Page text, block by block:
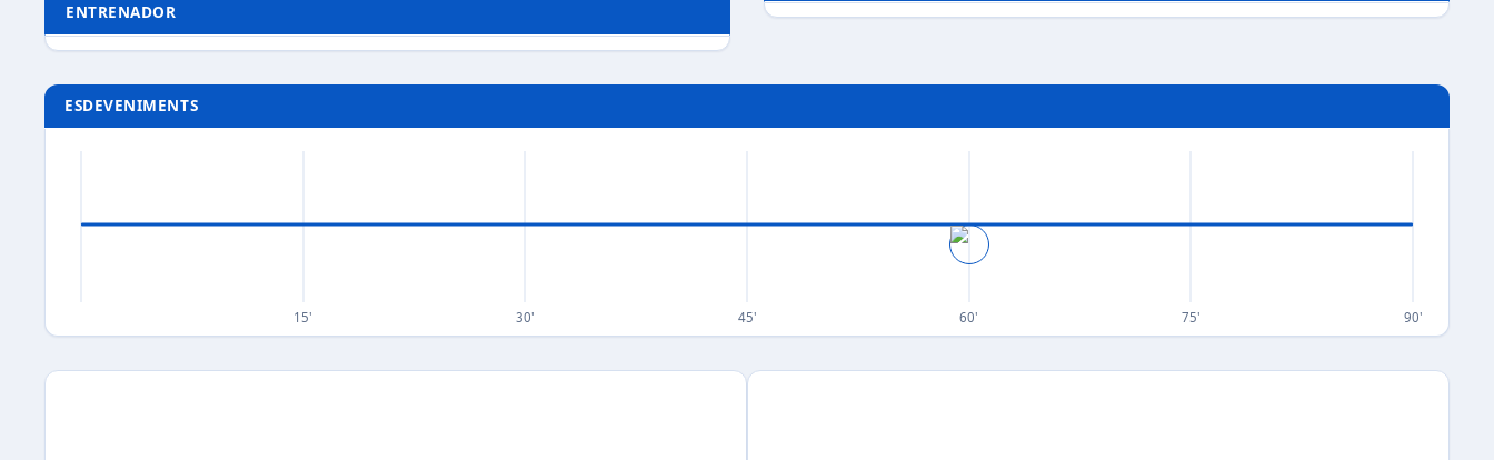
ENTRENADOR
ESDEVENIMENTS
15' 30' 45' 60' 75' 90'